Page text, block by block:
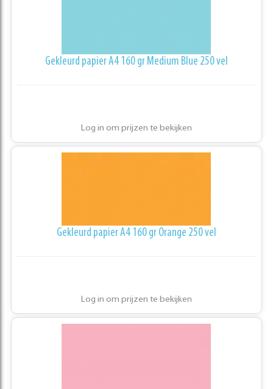
Gekleurd papier A4 160 gr Medium Blue 250 vel
Log in om prijzen te bekijken
Gekleurd papier A4 160 gr Orange 250 vel
Log in om prijzen te bekijken